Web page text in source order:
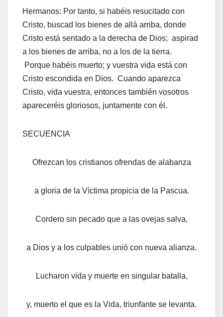
Hermanos: Por tanto, si habéis resucitado con
Cristo, buscad los bienes de allá arriba, donde
Cristo está sentado a la derecha de Dios; aspirad
a los bienes de arriba, no a los de la tierra.
Porque habéis muerto; y vuestra vida está con
Cristo escondida en Dios. Cuando aparezca
Cristo, vida vuestra, entonces también vosotros
apareceréis gloriosos, juntamente con él.
SECUENCIA
Ofrezcan los cristianos ofrendas de alabanza
a gloria de la Víctima propicia de la Pascua.
Cordero sin pecado que a las ovejas salva,
a Dios y a los culpables unió con nueva alianza.
Lucharon vida y muerte en singular batalla,
y, muerto el que es la Vida, triunfante se levanta.